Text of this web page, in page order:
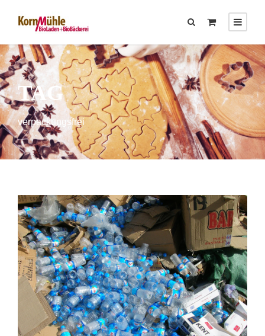
TAG
verpackungsfrei